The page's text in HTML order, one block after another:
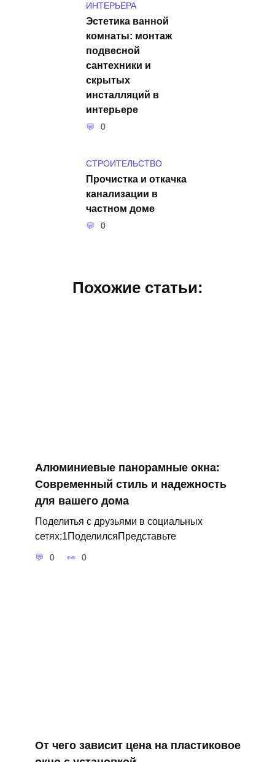
ИНТЕРЬЕРА
Эстетика ванной
комнаты: монтаж
подвесной
сантехники и
скрытых
инсталляций в
интерьере
0
СТРОИТЕЛЬСТВО
Прочистка и откачка
канализации в
частном доме
0
Похожие статьи:
Алюминиевые панорамные окна:
Современный стиль и надежность
для вашего дома
Поделитья с друзьями в социальных
сетях:1ПоделилсяПредставьте
0 0
От чего зависит цена на пластиковое